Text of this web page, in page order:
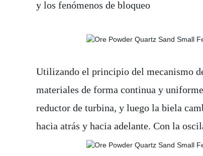
y los fenómenos de bloqueo
Utilizando el principio del mecanismo
materiales de forma continua y
reductor de turbina, y luego la biela
hacia atrás y hacia adelante. Con la